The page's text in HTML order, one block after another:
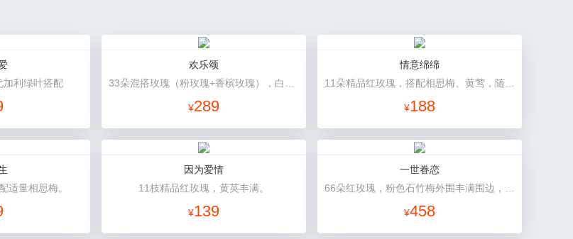
加利绿叶搭配
欢乐颂
¥289
情意绵绵
¥188
适量相思梅。
因为爱情
11枝精品红玫瑰，黄英丰满。
¥139
一世眷恋
¥458